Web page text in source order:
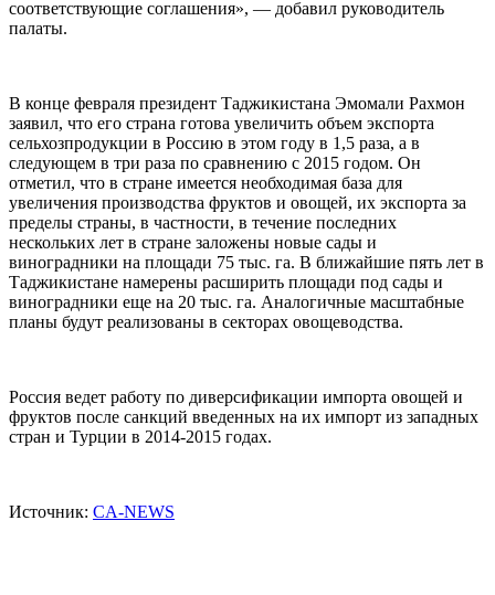
соответствующие соглашения», — добавил руководитель
палаты.
В конце февраля президент Таджикистана Эмомали Рахмон
заявил, что его страна готова увеличить объем экспорта
сельхозпродукции в Россию в этом году в 1,5 раза, а в
следующем в три раза по сравнению с 2015 годом. Он
отметил, что в стране имеется необходимая база для
увеличения производства фруктов и овощей, их экспорта за
пределы страны, в частности, в течение последних
нескольких лет в стране заложены новые сады и
виноградники на площади 75 тыс. га. В ближайшие пять лет в
Таджикистане намерены расширить площади под сады и
виноградники еще на 20 тыс. га. Аналогичные масштабные
планы будут реализованы в секторах овощеводства.
Россия ведет работу по диверсификации импорта овощей и
фруктов после санкций введенных на их импорт из западных
стран и Турции в 2014-2015 годах.
Источник: CA-NEWS